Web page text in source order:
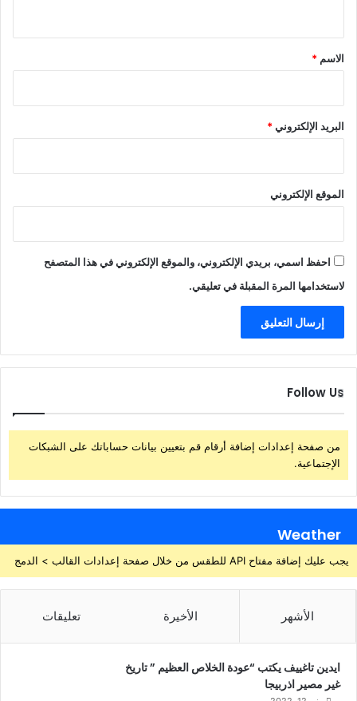
*
الاسم *
البريد الإلكتروني*
الموقع الإلكتروني
احفظ اسمي، بريدي الإلكتروني، والموقع الإلكتروني في هذا المتصفح
لاستخدامها المرة المقبلة في تعليقي.
Follow Us
من صفحة إعدادات إضافة أرقام قم بتعيين بيانات حساباتك على الشبكات
الإجتماعية.
Weather
يجب عليك إضافة مفتاح API للطقس من خلال صفحة إعدادات القالب > الدمج
الأشهر الأخيرة تعليقات
ايدين تاغييف يكتب “عودة الخلاص العظيم ” تاريخ
غير مصير اذربيجا